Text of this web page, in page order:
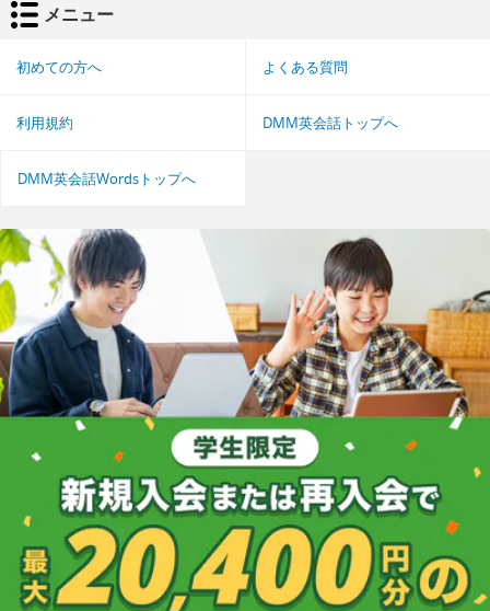
メニュー
初めての方へ よくある質問
利用規約 DMM英会話トップへ
DMM英会話Wordsトップへ